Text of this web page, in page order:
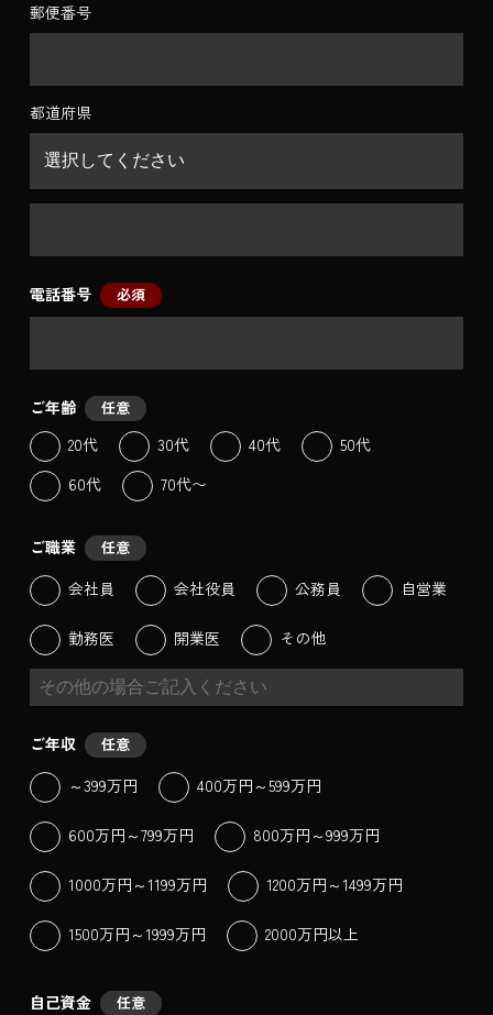
郵便番号
都道府県
電話番号 必須
ご年齢 任意
20代 30代 40代
50代
60代
70代〜
ご職業 任意
会社員 会社役員 公務員 自営業
勤務医 開業医 その他
ご年収 任意
～399万円 400万円～599万円
600万円～799万円 800万円～999万円
1000万円～1199万円 1200万円～1499万円
1500万円～1999万円 2000万円以上
自己資金 任意